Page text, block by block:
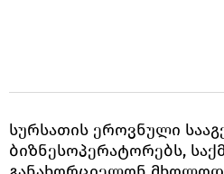
სურსათის ეროვნული
ბიზნესოპერატორებს,